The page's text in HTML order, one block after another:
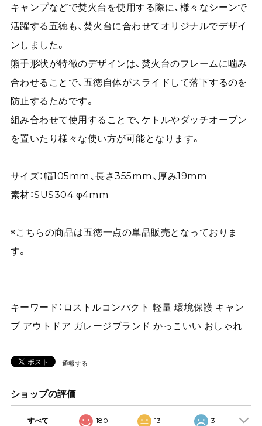
キャンプなどで焚火台を使用する際に、様々なシーンで
活躍する五徳も、焚火台に合わせてオリジナルでデザイ
ンしました。
熊手形状が特徴のデザインは、焚火台のフレームに噛み
合わせることで、五徳自体がスライドして落下するのを
防止するためです。
組み合わせて使用することで、ケトルやダッチオーブン
を置いたり様々な使い方が可能となります。
サイズ：幅105mm、長さ355mm、厚み19mm
素材：SUS304 φ4mm
※こちらの商品は五徳一点の単品販売となっておりま
す。
キーワード：ロストルコンパクト 軽量 環境保護 キャン
プ アウトドア ガレージブランド かっこいい おしゃれ
通報する
ショップの評価
すべて 180 13 3